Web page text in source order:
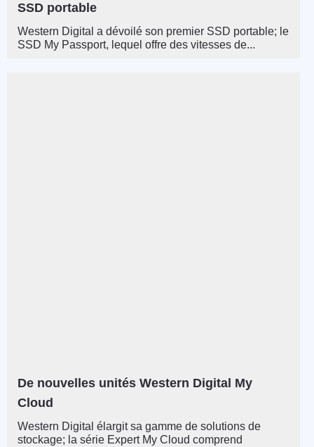
SSD portable
Western Digital a dévoilé son premier SSD portable; le
SSD My Passport, lequel offre des vitesses de...
De nouvelles unités Western Digital My
Cloud
Western Digital élargit sa gamme de solutions de
stockage; la série Expert My Cloud comprend